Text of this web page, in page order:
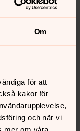
Om
för att
kakor för
och när vi
mer om våra
päiväleota
niin aikasin ko
kirkossa,
tilata
kastekahvile
oon aina